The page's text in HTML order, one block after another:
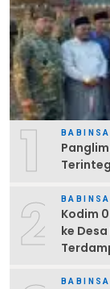
1 BABINSA
2 BABINSA
Kodim
ke
BABINSA